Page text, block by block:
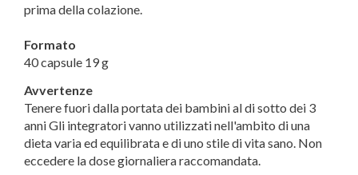
prima della colazione.
Formato
40 capsule 19 g
Avvertenze
Tenere fuori dalla portata dei bambini al di sotto dei 3
anni Gli integratori vanno utilizzati nell'ambito di una
dieta varia ed equilibrata e di uno stile di vita sano. Non
eccedere la dose giornaliera raccomandata.